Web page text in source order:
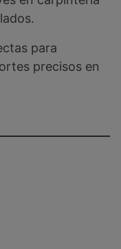
para
precisos en